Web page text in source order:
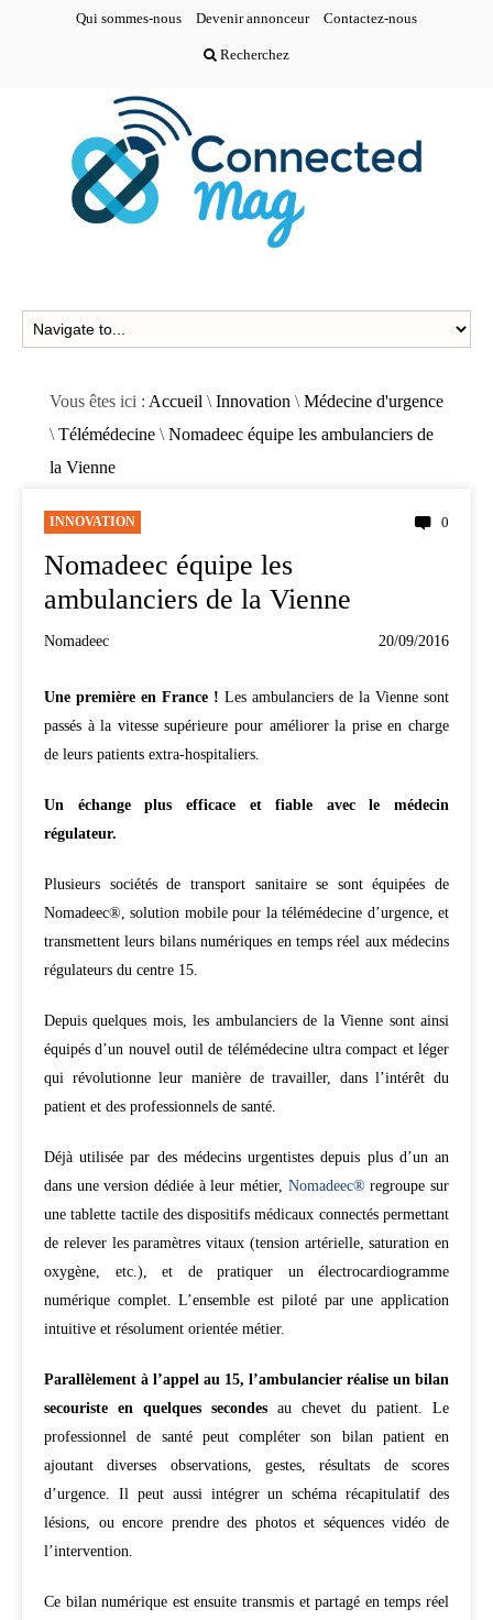
Qui sommes-nous Devenir annonceur Contactez-nous
Recherchez
Vous êtes ici : Accueil \ Innovation \ Médecine d'urgence
\ Télémédecine \ Nomadeec équipe les ambulanciers de
la Vienne
INNOVATION 0
Nomadeec équipe les
ambulanciers de la Vienne
Nomadeec 20/09/2016
Une première en France ! Les ambulanciers de la Vienne sont
passés à la vitesse supérieure pour améliorer la prise en charge
de leurs patients extra-hospitaliers.
Un échange plus efficace et fiable avec le médecin
régulateur.
Plusieurs sociétés de transport sanitaire se sont équipées de
Nomadeec®, solution mobile pour la télémédecine d’urgence, et
transmettent leurs bilans numériques en temps réel aux médecins
régulateurs du centre 15.
Depuis quelques mois, les ambulanciers de la Vienne sont ainsi
équipés d’un nouvel outil de télémédecine ultra compact et léger
qui révolutionne leur manière de travailler, dans l’intérêt du
patient et des professionnels de santé.
Déjà utilisée par des médecins urgentistes depuis plus d’un an
dans une version dédiée à leur métier, Nomadeec® regroupe sur
une tablette tactile des dispositifs médicaux connectés permettant
de relever les paramètres vitaux (tension artérielle, saturation en
oxygène, etc.), et de pratiquer un électrocardiogramme
numérique complet. L’ensemble est piloté par une application
intuitive et résolument orientée métier.
Parallèlement à l’appel au 15, l’ambulancier réalise un bilan
secouriste en quelques secondes au chevet du patient. Le
professionnel de santé peut compléter son bilan patient en
ajoutant diverses observations, gestes, résultats de scores
d’urgence. Il peut aussi intégrer un schéma récapitulatif des
lésions, ou encore prendre des photos et séquences vidéo de
l’intervention.
Ce bilan numérique est ensuite transmis et partagé en temps réel